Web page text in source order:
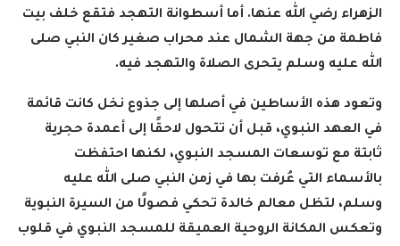
الزهراء رضي الله عنها. أما أسطوانة التهجد فتقع خلف بيت
فاطمة من جهة الشمال عند محراب صغير كان النبي صلى
الله عليه وسلم يتحرى الصلاة والتهجد فيه.
وتعود هذه الأساطين في أصلها إلى جذوع نخل كانت قائمة
في العهد النبوي، قبل أن تتحول لاحقًا إلى أعمدة حجرية
ثابتة مع توسعات المسجد النبوي، لكنها احتفظت
بالأسماء التي عُرفت بها في زمن النبي صلى الله عليه
وسلم، لتظل معالم خالدة تحكي فصولًا من السيرة النبوية
وتعكس المكانة الروحية العميقة للمسجد النبوي في قلوب